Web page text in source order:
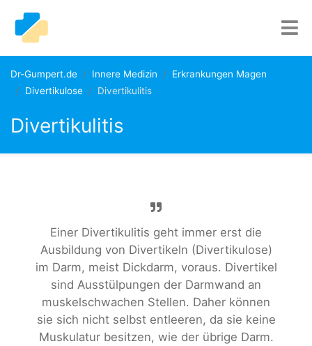
Dr-Gumpert.de Innere Medizin
Erkrankungen Magen
Divertikulose
Divertikulitis
Divertikulitis
Einer Divertikulitis geht immer erst die
Ausbildung von Divertikeln (Divertikulose)
im Darm, meist Dickdarm, voraus. Divertikel
sind Ausstülpungen der Darmwand an
muskelschwachen Stellen. Daher können
sie sich nicht selbst entleeren, da sie keine
Muskulatur besitzen, wie der übrige Darm.